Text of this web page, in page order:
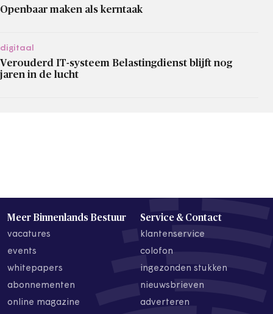
Openbaar maken als kerntaak
digitaal
Verouderd IT-systeem Belastingdienst blijft nog
jaren in de lucht
Meer Binnenlands Bestuur
vacatures
events
whitepapers
abonnementen
online magazine
Service & Contact
klantenservice
colofon
ingezonden stukken
nieuwsbrieven
adverteren